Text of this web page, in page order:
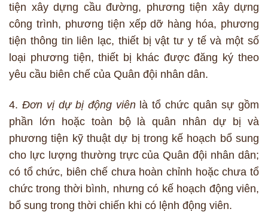
tiện xây dựng cầu đường, phương tiện xây dựng
công trình, phương tiện xếp dỡ hàng hóa, phương
tiện thông tin liên lạc, thiết bị vật tư y tế và một số
loại phương tiện, thiết bị khác được đăng ký theo
yêu cầu biên chế của Quân đội nhân dân.
4. Đơn vị dự bị động viênlà tổ chức quân sự gồm
phần lớn hoặc toàn bộ là quân nhân dự bị và
phương tiện kỹ thuật dự bị trong kế hoạch bổ sung
cho lực lượng thường trực của Quân đội nhân dân;
có tổ chức, biên chế chưa hoàn chỉnh hoặc chưa tổ
chức trong thời bình, nhưng có kế hoạch động viên,
bổ sung trong thời chiến khi có lệnh động viên.